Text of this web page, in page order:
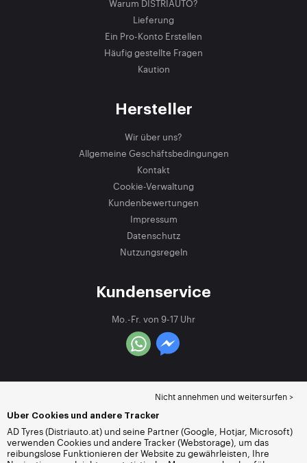
Warum DISTRIAUTO?
Lieferung
Ein Pro-Konto Erstellen
Häufig gestellte Fragen
Kaution
Hersteller
Wir über uns?
Allgemeine Geschäftsbedingungen
Kontakt
Cookie-Verwaltung
Kundenbewertungen
Impressum
Datenschutz
Nutzungsregeln
Kundenservice
Mo.-Fr. von 9-17 Uhr
Nicht annehmen und weitersurfen >
Über Cookies und andere Tracker
AD Tyres (Distriauto.at) und seine Partner (Google, Hotjar, Microsoft)
verwenden Cookies und andere Tracker (Webstorage), um das
reibungslose Funktionieren der Website zu gewährleisten, Ihre